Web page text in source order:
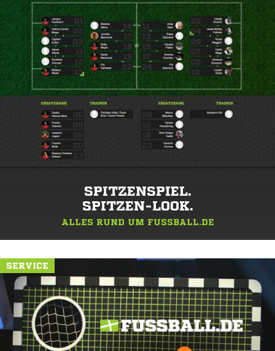
SPITZENSPIEL.
SPITZEN-LOOK.
ALLES RUND UM FUSSBALL.DE
SERVICE